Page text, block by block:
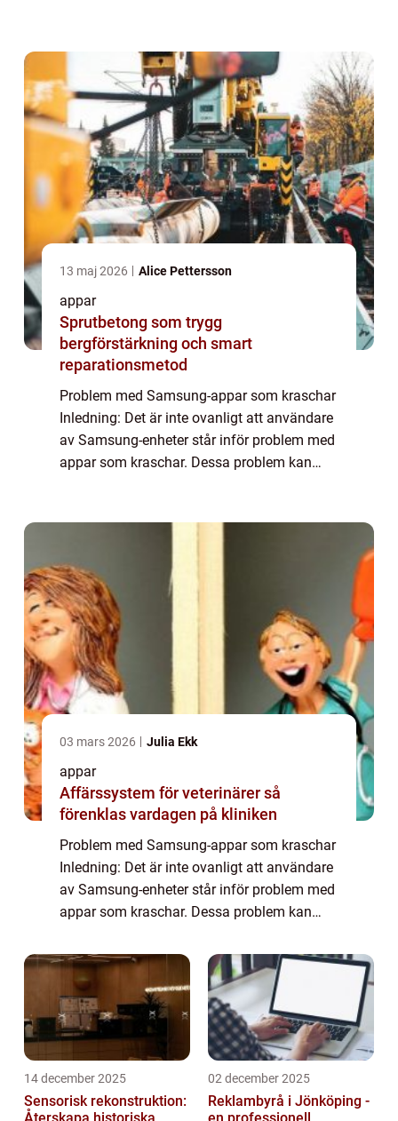
artikel kommer vi ...
13 maj 2026 Alice Pettersson
appar
Sprutbetong som trygg
bergförstärkning och smart
reparationsmetod
Problem med Samsung-appar som kraschar
Inledning: Det är inte ovanligt att användare
av Samsung-enheter står inför problem med
appar som kraschar. Dessa problem kan
03 mars 2026 Julia Ekk
appar
Affärssystem för veterinärer så
förenklas vardagen på kliniken
Problem med Samsung-appar som kraschar
Inledning: Det är inte ovanligt att användare
av Samsung-enheter står inför problem med
appar som kraschar. Dessa problem kan
användarupplevelsen avsevärt. I denna
artikel kommer vi ...
14 december 2025
Sensorisk rekonstruktion:
02 december 2025
Reklambyrå i Jönköping -